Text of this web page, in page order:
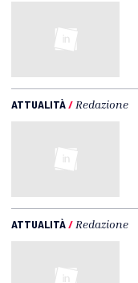
ATTUALITÀ/ Redazione
ATTUALITÀ/ Redazione